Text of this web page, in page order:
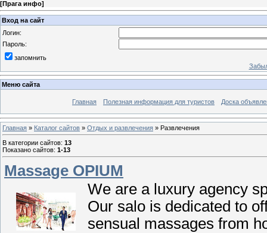
[Прага инфо]
Вход на сайт
Логин:
Пароль:
запомнить
Меню сайта
Главная Полезная информация для туристов Доска
Главная » Каталог сайтов » Отдых и развлечения » Развлечения
В категории сайтов: 13
Показано сайтов: 1-13
Massage OPIUM
We are a luxury agency
Our salo is dedicated to
sensual massages from